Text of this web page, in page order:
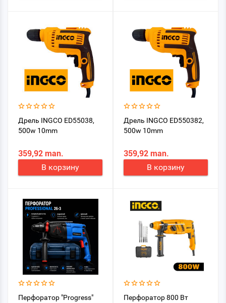
Дрель INGCO ED55038,
500w 10mm
359,92 man.
В корзину
Дрель INGCO ED550382,
500w 10mm
359,92 man.
В корзину
Перфоратор "Progress"
Перфоратор 800 Вт